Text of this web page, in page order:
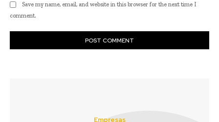
Save my name, email, and website in this browser for the next time I
comment.